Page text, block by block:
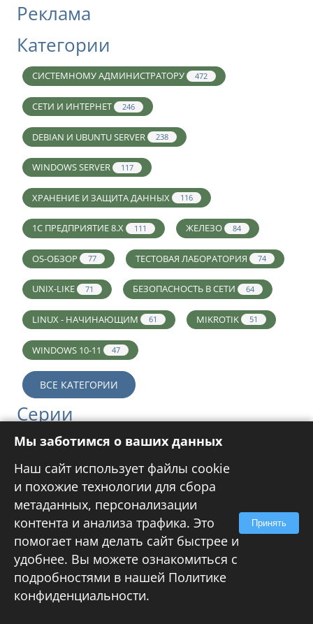
Реклама
Категории
СИСТЕМНОМУ АДМИНИСТРАТОРУ 472
СЕТИ И ИНТЕРНЕТ 246
DEBIAN И UBUNTU SERVER 238
WINDOWS SERVER 117
ХРАНЕНИЕ И ЗАЩИТА ДАННЫХ 116
1С ПРЕДПРИЯТИЕ 8.X 111 ЖЕЛЕЗО 84
OS-ОБЗОР 77 ТЕСТОВАЯ ЛАБОРАТОРИЯ 74
UNIX-LIKE 71 БЕЗОПАСНОСТЬ В СЕТИ 64
LINUX - НАЧИНАЮЩИМ 61 MIKROTIK 51
WINDOWS 10-11 47
ВСЕ КАТЕГОРИИ
Серии
РОССИЙСКИЕ ОС 21 LINUX РОУТЕР
ОСНОВЫ IPTABLES 5 MDRAID 4
WINDOWS РОУТЕР 3 СВОЙ DNS-СЕРВЕР
VPN-СЕРВЕР WINDOWS SOFT-RAID 1
Теги
UBUNTU SERVER 173
Мы заботимся о ваших данных
Наш сайт использует файлы cookie
и похожие технологии для сбора
метаданных, персонализации
контента и анализа трафика. Это
помогает нам делать сайт быстрее и
удобнее. Вы можете ознакомиться с
подробностями в нашей Политике
конфиденциальности.
Принять